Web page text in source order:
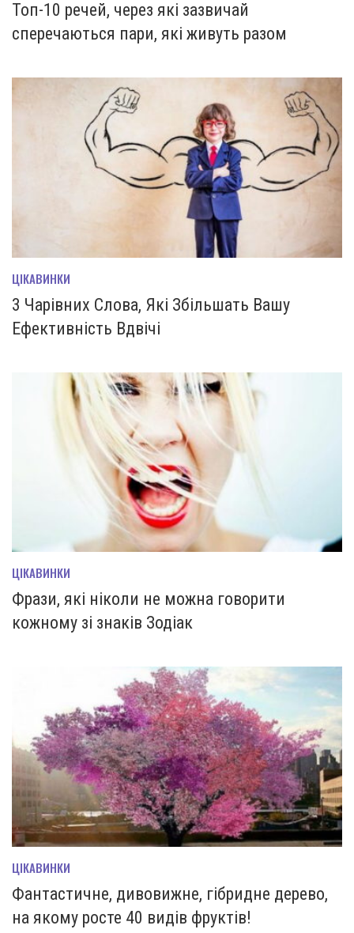
Топ-10 речей, через які зазвичай
сперечаються пари, які живуть разом
ЦІКАВИНКИ
3 Чарівних Слова, Які Збільшать Вашу
Ефективність Вдвічі
ЦІКАВИНКИ
Фрази, які ніколи не можна говорити
кожному зі знаків Зодіак
ЦІКАВИНКИ
Фантастичне, дивовижне, гібридне дерево,
на якому росте 40 видів фруктів!